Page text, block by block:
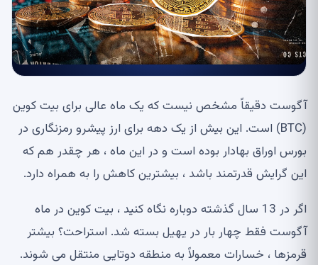
آگوست دقیقاً مشخص نیست که یک ماه عالی برای بیت کوین
(BTC) است. این بیش از یک دهه برای ارز پیشرو رمزنگاری در
بورس اوراق بهادار بوده است و در این ماه ، هر چقدر هم که
این گرایش قدرتمند باشد ، بیشترین کاهش را به همراه دارد.
اگر در 13 سال گذشته دوباره نگاه کنید ، بیت کوین در ماه
آگوست فقط چهار بار در یهیل بسته شد. استراحت؟ بیشتر
قرمزها ، خسارات معمولاً به منطقه دوتایی منتقل می شوند.